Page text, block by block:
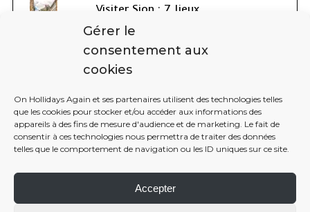
Gérer le
consentement aux
cookies
On Hollidays Again et ses partenaires utilisent des technologies telles
que les cookies pour stocker et/ou accéder aux informations des
appareils à des fins de mesure d'audience et de marketing. Le fait de
consentir à ces technologies nous permettra de traiter des données
telles que le comportement de navigation ou les ID uniques sur ce site.
Accepter
Visiter Sion : 7 lieux
incontournables à voir en 1 journée
2016 MADE WITH LOVE BY ON HOLIDAYS AGAIN. ALL RIGHTS RESERVED.
LES PHOTOS ET LES TEXTES DE CE BLOG DE VOYAGE APPARTIENNENT À
WWW.ONHOLIDAYSAGAIN.COM
BACK TO TOP